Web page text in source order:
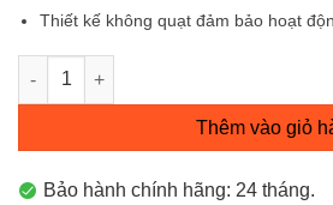
Thiết kế không quạt đảm bảo hoạt
Switch Để Bàn 8 Cổng 10/100Mbps
Thêm vào giỏ
Bảo hành chính hãng: 24 tháng.